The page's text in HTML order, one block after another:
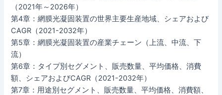
（2021年～2026年）
第4章：網膜光凝固装置の世界主要生産地域、シェアおよび
CAGR（2021-2032年）
第5章：網膜光凝固装置の産業チェーン（上流、中流、下
流）
第6章：タイプ別セグメント、販売数量、平均価格、消費
額、シェアおよびCAGR（2021-2032年）
第7章：用途別セグメント、販売数量、平均価格、消費額、